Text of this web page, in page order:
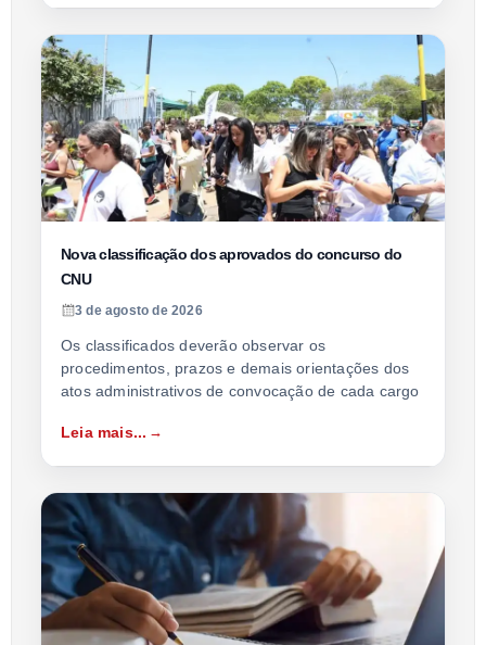
Nova classificação dos aprovados do concurso do
CNU
3 de agosto de 2026
Os classificados deverão observar os
procedimentos, prazos e demais orientações dos
atos administrativos de convocação de cada cargo
Leia mais...